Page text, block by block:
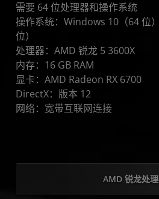
需要 64 位处理器和操作系统
操作系统：Windows 10（64 位
位）
处理器：AMD 锐龙 5 3600X
内存：16 GB RAM
显卡：AMD Radeon RX 6700
DirectX：版本 12
网络：宽带互联网连接
AMD 锐龙处